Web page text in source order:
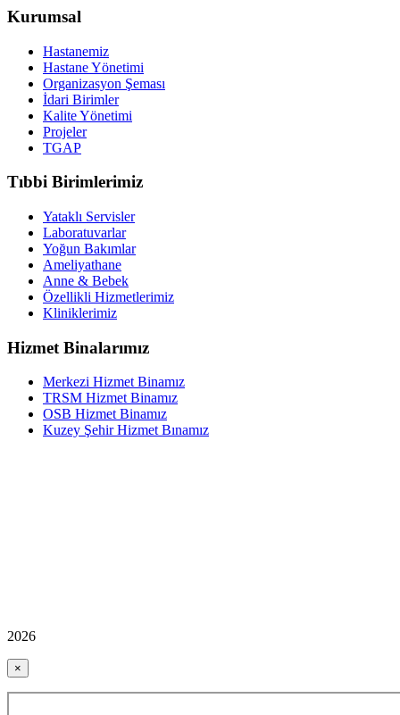
Kurumsal
Hastanemiz
Hastane Yönetimi
Organizasyon Şeması
İdari Birimler
Kalite Yönetimi
Projeler
TGAP
Tıbbi Birimlerimiz
Yataklı Servisler
Laboratuvarlar
Yoğun Bakımlar
Ameliyathane
Anne & Bebek
Özellikli Hizmetlerimiz
Kliniklerimiz
Hizmet Binalarımız
Merkezi Hizmet Binamız
TRSM Hizmet Binamız
OSB Hizmet Binamız
Kuzey Şehir Hizmet Bınamız
2026
×